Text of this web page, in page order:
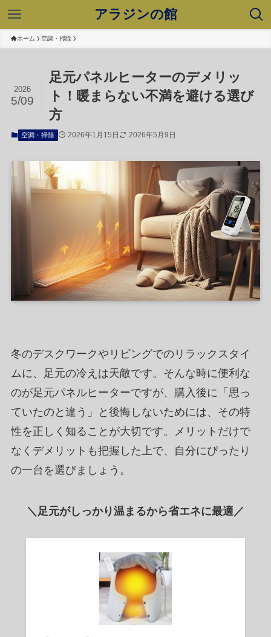
アラジンの館
ホーム 空調・掃除
足元パネルヒーターのデメリッ
ト！暖まらない不満を避ける選び
方
2026
5/09
空調・掃除 2026年1月15日 2026年5月9日
冬のデスクワークやリビングでのリラックスタイ
ムに、足元の冷えは天敵です。そんな時に便利な
のが足元パネルヒーターですが、購入後に「思っ
ていたのと違う」と後悔しないためには、その特
性を正しく知ることが大切です。メリットだけで
なくデメリットも把握した上で、自分にぴったり
の一台を選びましょう。
＼足元がしっかり温まるから省エネに最適／